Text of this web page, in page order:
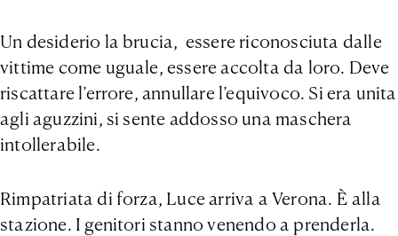
Un desiderio la brucia, essere riconosciuta dalle
vittime come uguale, essere accolta da loro. Deve
riscattare l’errore, annullare l’equivoco. Si era unita
agli aguzzini, si sente addosso una maschera
intollerabile.
Rimpatriata di forza, Luce arriva a Verona. È alla
stazione. I genitori stanno venendo a prenderla.